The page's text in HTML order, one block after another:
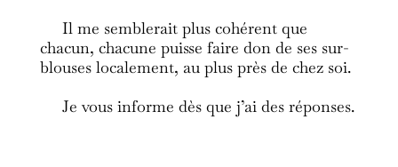
Il me semblerait plus cohérent que
chacun, chacune puisse faire don de ses sur-
blouses localement, au plus près de chez soi.
Je vous informe dès que j’ai des réponses.